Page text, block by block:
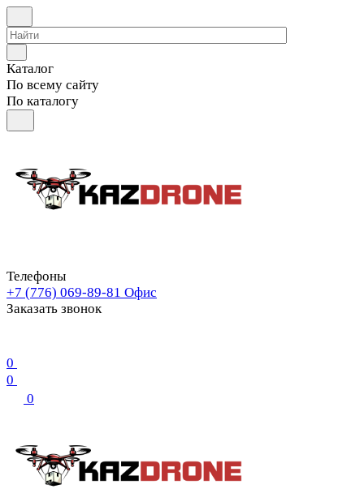
Каталог
По всему сайту
По каталогу
Телефоны
+7 (776) 069-89-81 Офис
Заказать звонок
0
0
0